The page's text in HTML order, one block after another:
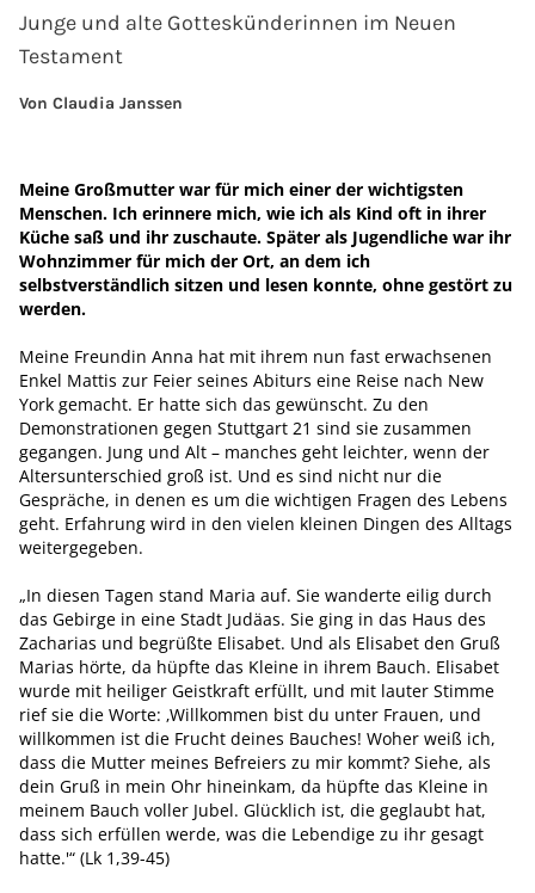
Junge und alte Gotteskünderinnen im Neuen
Testament
Von Claudia Janssen
Meine Großmutter war für mich einer der wichtigsten
Menschen. Ich erinnere mich, wie ich als Kind oft in ihrer
Küche saß und ihr zuschaute. Später als Jugendliche war ihr
Wohnzimmer für mich der Ort, an dem ich
selbstverständlich sitzen und lesen konnte, ohne gestört zu
werden.
Meine Freundin Anna hat mit ihrem nun fast erwachsenen
Enkel Mattis zur Feier seines Abiturs eine Reise nach New
York gemacht. Er hatte sich das gewünscht. Zu den
Demonstrationen gegen Stuttgart 21 sind sie zusammen
gegangen. Jung und Alt – manches geht leichter, wenn der
Altersunterschied groß ist. Und es sind nicht nur die
Gespräche, in denen es um die wichtigen Fragen des Lebens
geht. Erfahrung wird in den vielen kleinen Dingen des Alltags
weitergegeben.
„In diesen Tagen stand Maria auf. Sie wanderte eilig durch
das Gebirge in eine Stadt Judäas. Sie ging in das Haus des
Zacharias und begrüßte Elisabet. Und als Elisabet den Gruß
Marias hörte, da hüpfte das Kleine in ihrem Bauch. Elisabet
wurde mit heiliger Geistkraft erfüllt, und mit lauter Stimme
rief sie die Worte: ‚Willkommen bist du unter Frauen, und
willkommen ist die Frucht deines Bauches! Woher weiß ich,
dass die Mutter meines Befreiers zu mir kommt? Siehe, als
dein Gruß in mein Ohr hineinkam, da hüpfte das Kleine in
meinem Bauch voller Jubel. Glücklich ist, die geglaubt hat,
dass sich erfüllen werde, was die Lebendige zu ihr gesagt
hatte.'“ (Lk 1,39-45)